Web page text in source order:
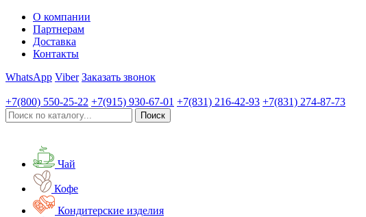
О компании
Партнерам
Доставка
Контакты
WhatsApp Viber Заказать звонок
+7(800) 550-25-22 +7(915) 930-67-01 +7(831) 216-42-93 +7(831) 274-87-73
Чай
Кофе
Кондитерские изделия